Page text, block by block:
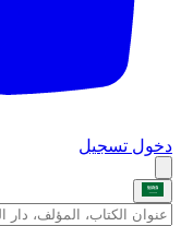
دخول تسجيل